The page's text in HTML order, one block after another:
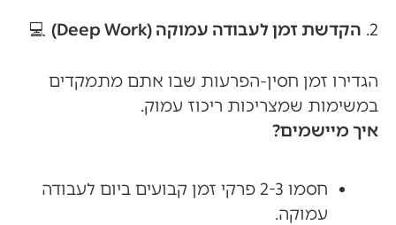
2. הקדשת זמן לעבודה עמוקה (Deep Work) 💻
הגדירו זמן חסין-הפרעות שבו אתם מתמקדים
במשימות שמצריכות ריכוז עמוק.
איך מיישמים?
חסמו 2-3 פרקי זמן קבועים ביום לעבודה
עמוקה.